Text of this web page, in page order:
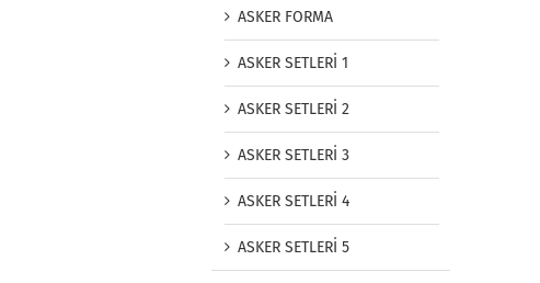
ASKER FORMA
ASKER SETLERİ 1
ASKER SETLERİ 2
ASKER SETLERİ 3
ASKER SETLERİ 4
ASKER SETLERİ 5